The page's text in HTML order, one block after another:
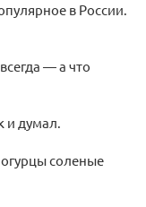
в России.
— а что
и думал.
соленые